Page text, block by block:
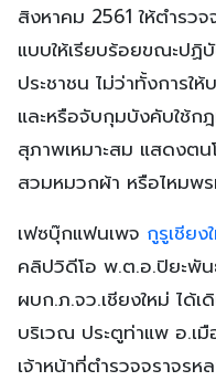
สิงหาคม 2561 ให้ตำรว
แบบให้เรียบร้อยขณะป
ประชาชน ไม่ว่าทั้งการใ
และหรือจับกุมบังคับใช้ก
สุภาพเหมาะสม แสดงต
สวมหมวกผ้า หรือไหมพ
เฟซบุ๊กแฟนเพจ กูรูเชียง
คลิปวิดีโอ พ.ต.อ.ปิยะพั
ผบก.ภ.จว.เชียงใหม่ ได้
บริเวณ ประตูท่าแพ อ.เ
เจ้าหน้าที่ตำรวจจราจร